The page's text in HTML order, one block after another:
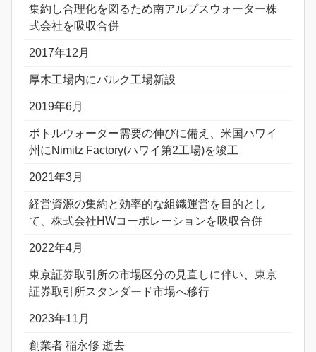
集約し合理化を図るため南アルプスウォーター株
式会社を吸収合併
2017年12月
厚木工場内にバルク工場新設
2019年6月
ボトルウォーター需要の伸びに備え、米国ハワイ
州にNimitz Factory(ハワイ第2工場)を竣工
2021年3月
経営資源の集約と効率的な組織運営を目的とし
て、株式会社HWコーポレーションを吸収合併
2022年4月
東京証券取引所の市場区分の見直しに伴い、東京
証券取引所スタンダード市場へ移行
2023年11月
創業者 稲永修 逝去